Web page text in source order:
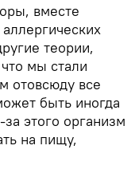
вместе
теории,
мы стали
отовсюду все
быть иногда
этого организм
на пищу,